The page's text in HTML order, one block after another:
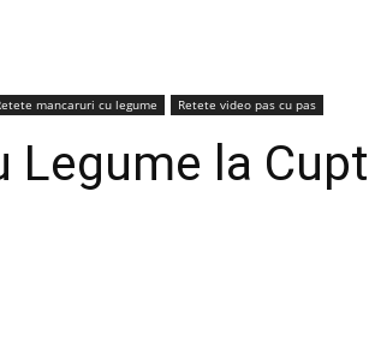
mancaruri cu legume Retete video pas cu pas
Legume la